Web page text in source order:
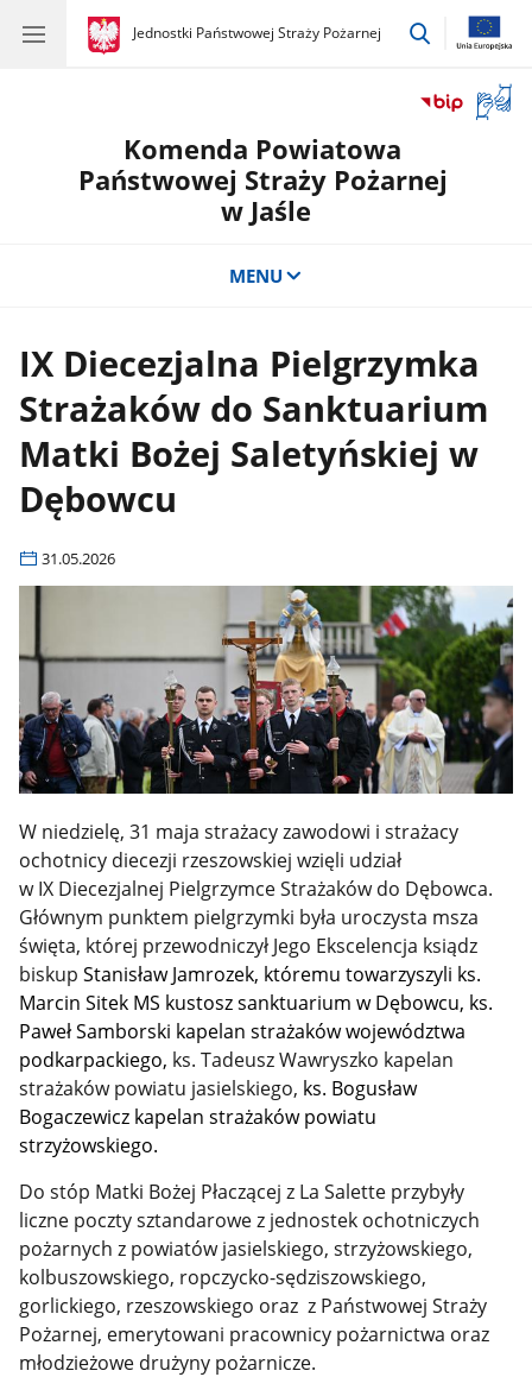
gov.pl
Jednostki Państwowej Straży Pożarnej
gov.pl
Jednostki
przejdź
okno
Komenda Powiatowa
Państwowej Straży Pożarnej
w Jaśle
MENU
IX Diecezjalna Pielgrzymka
Strażaków do Sanktuarium
Matki Bożej Saletyńskiej w
Dębowcu
31.05.2026
W niedzielę, 31 maja strażacy zawodowi i strażacy
ochotnicy diecezji rzeszowskiej wzięli udział
w IX Diecezjalnej Pielgrzymce Strażaków do Dębowca.
Głównym punktem pielgrzymki była uroczysta msza
święta, której przewodniczył Jego Ekscelencja ksiądz
biskup Stanisław Jamrozek, któremu towarzyszyli ks.
Marcin Sitek MS kustosz sanktuarium w Dębowcu, ks.
Paweł Samborski kapelan strażaków województwa
podkarpackiego, ks. Tadeusz Wawryszko kapelan
strażaków powiatu jasielskiego, ks. Bogusław
Bogaczewicz kapelan strażaków powiatu
strzyżowskiego.
Do stóp Matki Bożej Płaczącej z La Salette przybyły
liczne poczty sztandarowe z jednostek ochotniczych
pożarnych z powiatów jasielskiego, strzyżowskiego,
kolbuszowskiego, ropczycko-sędziszowskiego,
gorlickiego, rzeszowskiego oraz z Państwowej Straży
Pożarnej, emerytowani pracownicy pożarnictwa oraz
młodzieżowe drużyny pożarnicze.